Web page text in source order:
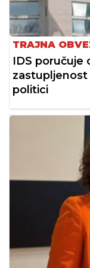
TRAJNA
IDS poručuje
politici